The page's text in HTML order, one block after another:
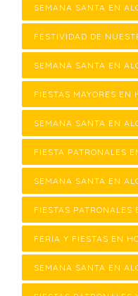
SEMANA SANTA EN
FESTIVIDAD DE
SEMANA SANTA EN
FIESTAS MAYORES EN
SEMANA SANTA EN
FIESTA PATRONALES
SEMANA SANTA EN
FIESTAS
FERIA Y FIESTAS EN
SEMANA SANTA EN